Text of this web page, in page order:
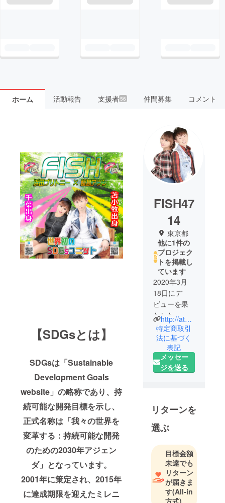
ホーム 活動報告 支援者56 仲間募集 コメント
【SDGsとは】
SDGsは「Sustainable
Development Goals
website」の略称であり、持
続可能な開発目標を示し、
正式名称は「我々の世界を
変革する：持続可能な開発
のための2030年アジェン
ダ」となっています。
2001年に策定され、2015年
に達成期限を迎えたミレニ
FISH47
14
東京都
他に1件の
プロジェク
トを掲載し
ています
2020年3月
18日にデ
ビューを果
たした
漫画家とシ
ンガーソン
グライター
から結成さ
れた異色の
派手で陽気
なキャラク
ターで愛さ
漫画だけで
はなく、歌
や歌詞、ピ
アノも熟し
てしまう天
http://atsushi-iijima.info/?page_id=187
特定商取引
法に基づく
表記
メッセー
ジを送る
リターンを
選ぶ
目標金額
未達でも
リターン
が届きま
す(All-in